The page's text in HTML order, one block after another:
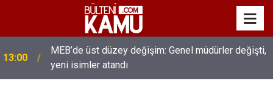
13:00
MEB’de üst düzey değişim: Genel müdürler değişti,
yeni isimler atandı